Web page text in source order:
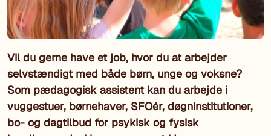
Vil du gerne have et job, hvor du at arbejder
selvstændigt med både børn, unge og voksne?
Som pædagogisk assistent kan du arbejde i
vuggestuer, børnehaver, SFOér, døgninstitutioner,
bo- og dagtilbud for psykisk og fysisk